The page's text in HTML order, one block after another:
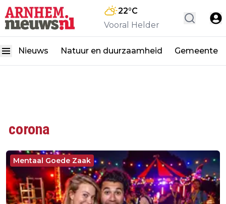
22°C
Vooral Helder
Nieuws Natuur en duurzaamheid Gemeente
corona
Mentaal Goede Zaak